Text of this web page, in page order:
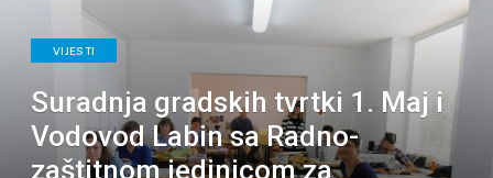
VIJESTI
Suradnja gradskih tvrtki 1. Maj i
Vodovod Labin sa Radno-
zaštitnom jedinicom za